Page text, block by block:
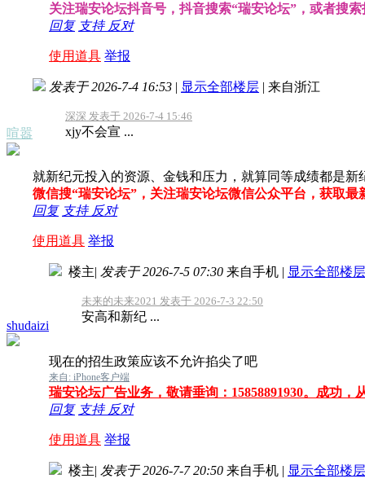
关注瑞安论坛抖音号，抖音搜索“瑞安论坛”，或者搜
回复 支持 反对
使用道具 举报
喧嚣
发表于 2026-7-4 16:53 | 显示全部楼层 | 来自浙江
深深 发表于 2026-7-4 15:46
xjy不会宣 ...
就新纪元投入的资源、金钱和压力，就算同等成绩都是
微信搜“瑞安论坛”，关注瑞安论坛微信公众平台，获取最
回复 支持 反对
使用道具 举报
shudaizi
楼主| 发表于 2026-7-5 07:30 来自手机 | 显示全部楼层
未来的未来2021 发表于 2026-7-3 22:50
安高和新纪 ...
现在的招生政策应该不允许掐尖了吧
来自: iPhone客户端
瑞安论坛广告业务，敬请垂询：15858891930。成功，
回复 支持 反对
使用道具 举报
楼主| 发表于 2026-7-7 20:50 来自手机 | 显示全部楼层